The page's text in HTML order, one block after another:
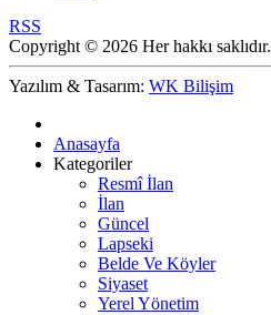
RSS
Copyright © 2026 Her hakkı saklıdır.
Yazılım & Tasarım: WK Bilişim
Anasayfa
Kategoriler
Resmî İlan
İlan
Güncel
Lapseki
Belde Ve Köyler
Siyaset
Yerel Yönetim